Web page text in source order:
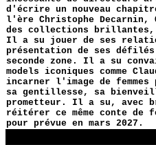
d'écrire un nouveau
l'ère Christophe Decarnin,
des collections
Il a su jouer de ses
présentation de ses défilés
seconde zone. Il a su
models iconiques comme
incarner l'image de
sa gentillesse, sa
prometteur. Il a su, avec
réitérer ce même conte de
pour prévue en mars 2027.